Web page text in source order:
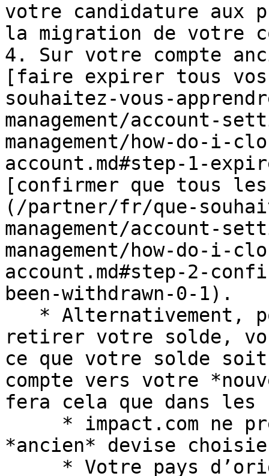
votre candidature aux
la migration de votre
4. Sur votre compte
[faire expirer tous
souhaitez-vous-
management/account-
management/how-do-i-
account.md#step-1-
[confirmer que tous
(/partner/fr/que-
management/account-
management/how-do-i-
account.md#step-2-
been-withdrawn-0-1).
retirer votre solde,
ce que votre solde
compte vers votre
fera cela que dans
*ancien* devise choisie